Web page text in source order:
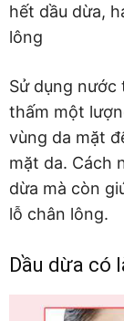
hết dầu dừa,
lông
Sử dụng
thấm một
vùng da mặt
mặt da. Cách
dừa mà còn
lỗ chân lông.
Dầu dừa có